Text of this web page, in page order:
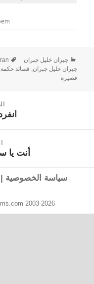
جبران خليل جبران
جبران خليل جبران, قصائد حكمة,
قصيرة
أنت يا
سياسة الخصوصية
2003-2026